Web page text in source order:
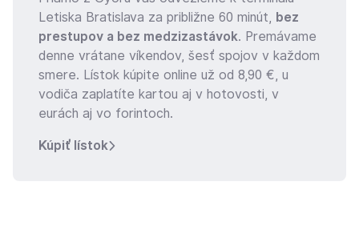
Letiska Bratislava za približne 60 minút, bez
prestupov a bez medzizastávok. Premávame
denne vrátane víkendov, šesť spojov v každom
smere. Lístok kúpite online už od 8,90 €, u
vodiča zaplatíte kartou aj v hotovosti, v
eurách aj vo forintoch.
Kúpiť lístok